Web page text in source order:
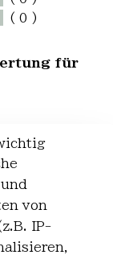
( 0 )
für
Sie
von
IP-